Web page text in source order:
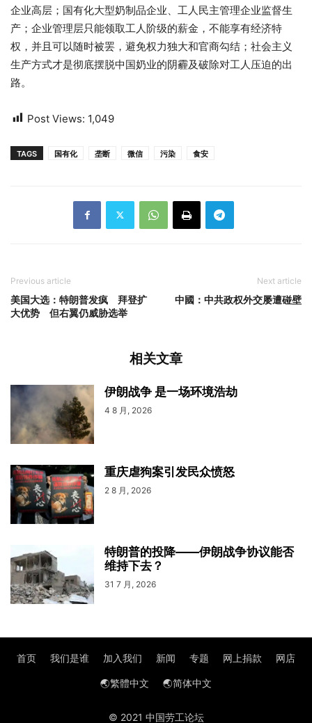
企业高层；国有化大型奶制品企业、工人民主管理企业监督生
产；企业管理层只能领取工人阶级的薪金，不能享有经济特
权，并且可以随时被罢，避免权力独大和官商勾结；社会主义
生产方式才是彻底摆脱中国奶业的阴霾及破除对工人压迫的出
路。
Post Views: 1,049
TAGS 国有化 垄断 微信 污染 食安
Previous article
美国大选：特朗普发疯 拜登扩
大优势 但右翼仍威胁选举
Next article
中國：中共政权外交屡遭碰壁
相关文章
伊朗战争 是一场环境浩劫
4 8 月, 2026
重庆虐狗案引发民众愤怒
2 8 月, 2026
特朗普的投降——伊朗战争协议能否
维持下去？
31 7 月, 2026
首页 我们是谁 加入我们 新闻 专题 网上捐款 网店
🌏繁體中文 🌏简体中文
© 2021 中国劳工论坛